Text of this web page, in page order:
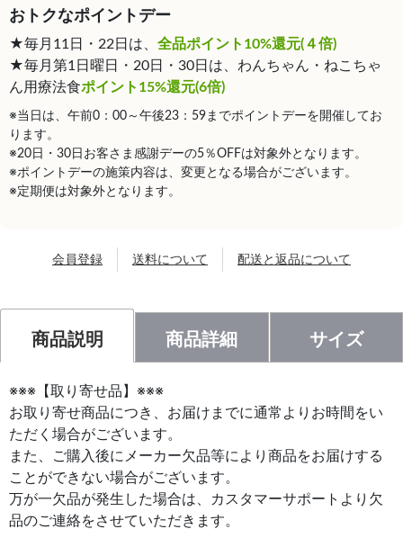
おトクなポイントデー
★毎月11日・22日は、 全品ポイント10%還元(４倍)
★毎月第1日曜日・20日・30日は、わんちゃん・ねこちゃ
ん用療法食ポイント15%還元(6倍)
※当日は、午前0：00～午後23：59までポイントデーを開催してお
ります。
※20日・30日お客さま感謝デーの5％OFFは対象外となります。
※ポイントデーの施策内容は、変更となる場合がございます。
※定期便は対象外となります。
会員登録 送料について 配送と返品について
商品説明 商品詳細 サイズ
※※※【取り寄せ品】※※※
お取り寄せ商品につき、お届けまでに通常よりお時間をい
ただく場合がございます。
また、ご購入後にメーカー欠品等により商品をお届けする
ことができない場合がございます。
万が一欠品が発生した場合は、カスタマーサポートより欠
品のご連絡をさせていただきます。